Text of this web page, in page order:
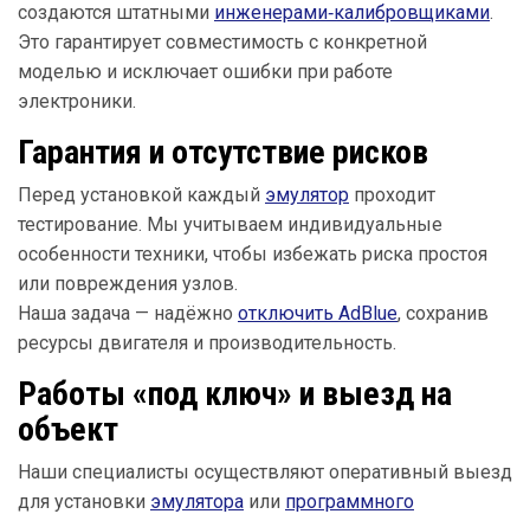
создаются штатными инженерами‑калибровщиками.
Это гарантирует совместимость с конкретной
моделью и исключает ошибки при работе
электроники.
Гарантия и отсутствие рисков
Перед установкой каждый эмулятор проходит
тестирование. Мы учитываем индивидуальные
особенности техники, чтобы избежать риска простоя
или повреждения узлов.
Наша задача — надёжно отключить AdBlue, сохранив
ресурсы двигателя и производительность.
Работы «под ключ» и выезд на
объект
Наши специалисты осуществляют оперативный выезд
для установки эмулятора или программного